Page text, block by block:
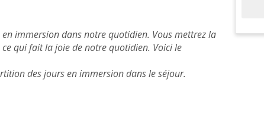
immersion dans notre quotidien. Vous mettrez la
qui fait la joie de notre quotidien. Voici le
des jours en immersion dans le séjour.